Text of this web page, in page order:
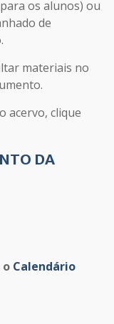
os alunos) ou
de
materiais no
acervo, clique
DA
o Calendário